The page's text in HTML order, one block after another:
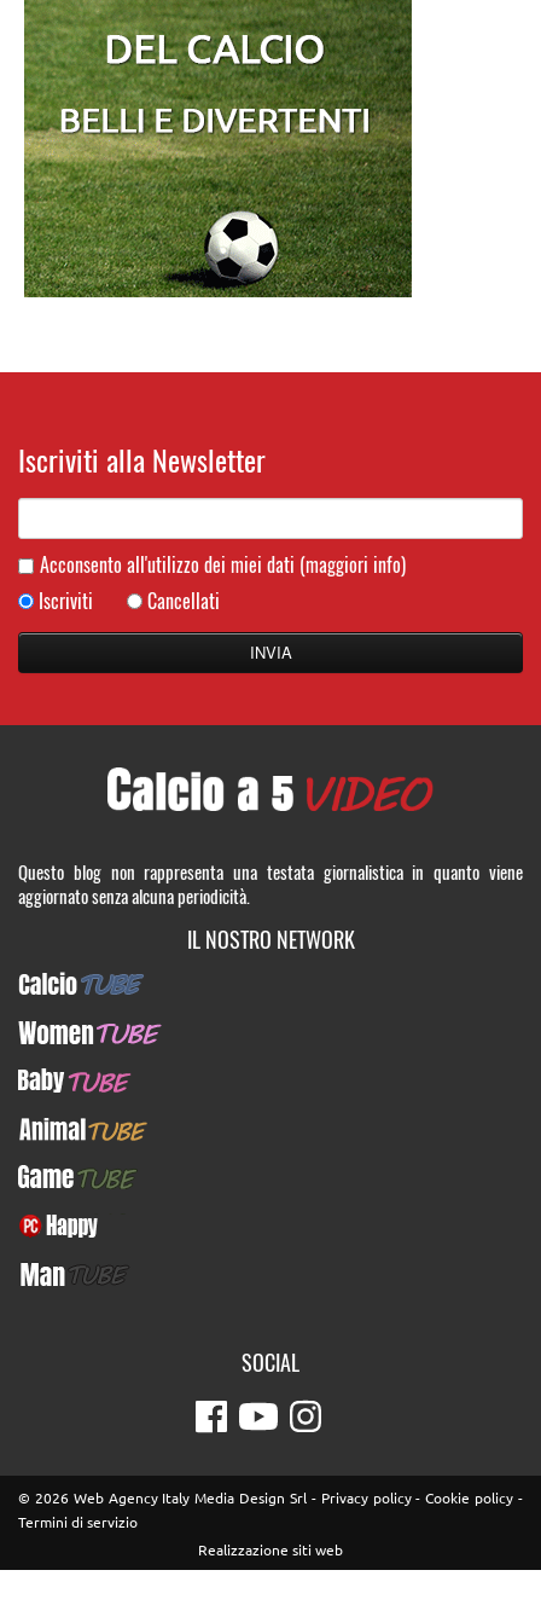
Iscriviti alla Newsletter
Acconsento all'utilizzo dei miei dati (maggiori info)
Iscriviti
Cancellati
Questo blog non rappresenta una testata giornalistica in quanto viene
aggiornato senza alcuna periodicità.
IL NOSTRO NETWORK
SOCIAL
© 2026 Web Agency Italy Media Design Srl - Privacy policy-Cookie policy -
Termini di servizio
Realizzazione siti web